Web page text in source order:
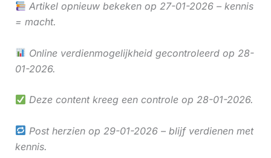
Artikel opnieuw bekeken op 27-01-2026 – kennis
= macht.
Online verdienmogelijkheid gecontroleerd op 28-
01-2026.
Deze content kreeg een controle op 28-01-2026.
Post herzien op 29-01-2026 – blijf verdienen met
kennis.